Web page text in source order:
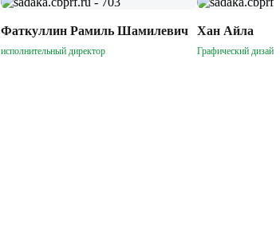
Фаткуллин Рамиль Шамилевич
исполнительный директор
Хан Айла
Графический